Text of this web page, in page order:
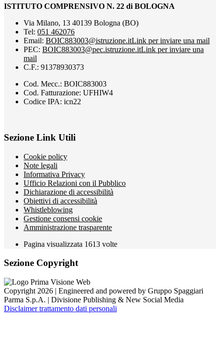
ISTITUTO COMPRENSIVO N. 22 di BOLOGNA
Via Milano, 13 40139 Bologna (BO)
Tel: 051 462076
Email: BOIC883003@istruzione.itLink per inviare una mail
PEC: BOIC883003@pec.istruzione.itLink per inviare una
mail
C.F.: 91378930373
Cod. Mecc.: BOIC883003
Cod. Fatturazione: UFHIW4
Codice IPA: icn22
Sezione Link Utili
Cookie policy
Note legali
Informativa Privacy
Ufficio Relazioni con il Pubblico
Dichiarazione di accessibilità
Obiettivi di accessibilità
Whistleblowing
Gestione consensi cookie
Amministrazione trasparente
Pagina visualizzata 1613 volte
Sezione Copyright
Copyright 2026 | Engineered and powered by Gruppo Spaggiari
Parma S.p.A. | Divisione Publishing & New Social Media
Disclaimer trattamento dati personali